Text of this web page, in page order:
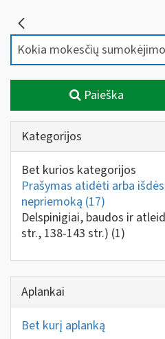
Paieška
Kategorijos
Bet kurios kategorijos
Prašymas atidėti arba
nepriemoką (17)
Delspinigiai, baudos ir
str., 138-143 str.) (1)
Aplankai
Bet kurį aplanką